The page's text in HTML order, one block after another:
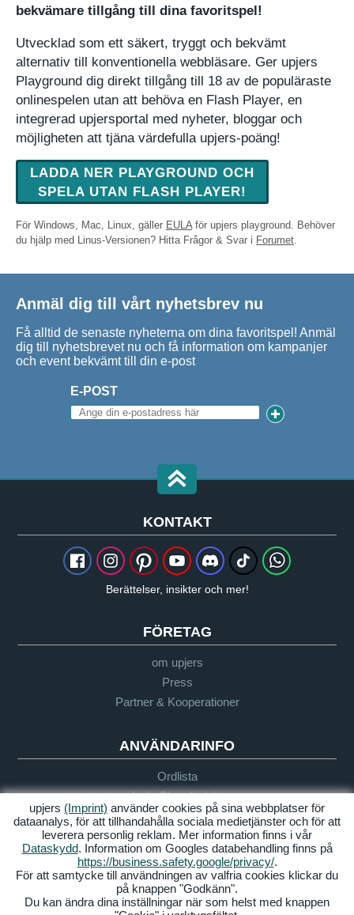
bekvämare tillgång till dina favoritspel!
Utvecklad som ett säkert, tryggt och bekvämt
alternativ till konventionella webbläsare. Ger upjers
Playground dig direkt tillgång till 18 av de populäraste
onlinespelen utan att behöva en Flash Player, en
integrerad upjersportal med nyheter, bloggar och
möjligheten att tjäna värdefulla upjers-poäng!
LADDA NER PLAYGROUND OCH
SPELA UTAN FLASH PLAYER!
För Windows, Mac, Linux, gäller EULA för upjers playground. Behöver
du hjälp med Linus-Versionen? Hitta Frågor & Svar i Forumet
Anmäl dig till vårt nyhetsbrev nu
Få alltid de senaste nyheterna om dina favoritspel! Anmäl
dig till nyhetsbrevet nu och få information om kampanjer
och event bekvämt till din e-post
E-POST
KONTAKT
Berättelser, insikter och mer!
FÖRETAG
om upjers
Press
Partner & Kooperationer
ANVÄNDARINFO
Ordlista
Let's Play direktiv
Support
Imprint Integritetspolicy Villkor Tillgänglighet
Hantera Cookies
upjers (Imprint) använder cookies på sina webbplatser för
dataanalys, för att tillhandahålla sociala medietjänster och för att
leverera personlig reklam. Mer information finns i vår
Dataskydd. Information om Googles databehandling finns på
https://business.safety.google/privacy/.
För att samtycke till användningen av valfria cookies klickar du
på knappen "Godkänn".
Du kan ändra dina inställningar när som helst med knappen